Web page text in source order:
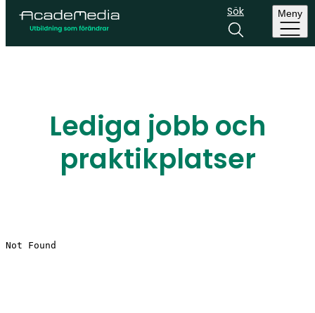
Sök Meny
Lediga jobb och
praktikplatser